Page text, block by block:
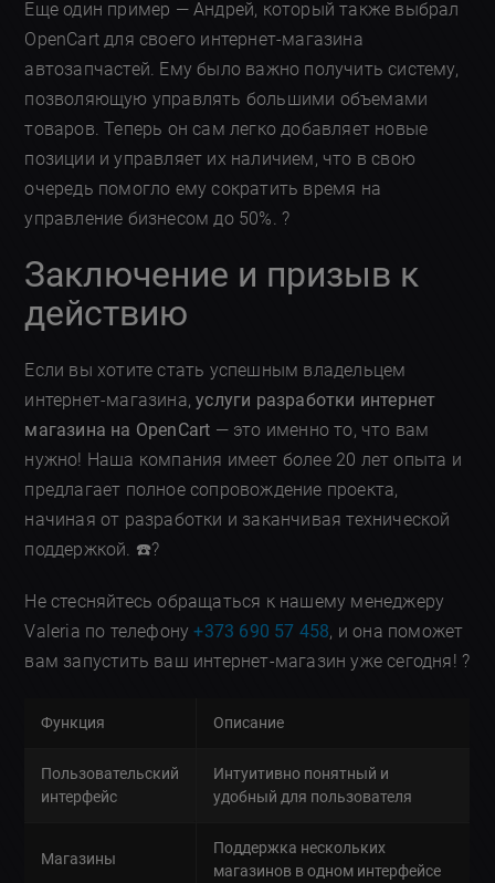
Еще один пример — Андрей, который также выбрал
OpenCart для своего интернет-магазина
автозапчастей. Ему было важно получить систему,
позволяющую управлять большими объемами
товаров. Теперь он сам легко добавляет новые
позиции и управляет их наличием, что в свою
очередь помогло ему сократить время на
управление бизнесом до 50%. ?
Заключение и призыв к
действию
Если вы хотите стать успешным владельцем
интернет-магазина,услуги разработки интернет
магазина на OpenCart — это именно то, что вам
нужно! Наша компания имеет более 20 лет опыта и
предлагает полное сопровождение проекта,
начиная от разработки и заканчивая технической
поддержкой. ☎️?
Не стесняйтесь обращаться к нашему менеджеру
Valeria по телефону+373 690 57 458, и она поможет
вам запустить ваш интернет-магазин уже сегодня! ?
Функция Описание
Пользовательский
интерфейс
Интуитивно понятный и
удобный для пользователя
Магазины
Поддержка нескольких
магазинов в одном интерфейсе